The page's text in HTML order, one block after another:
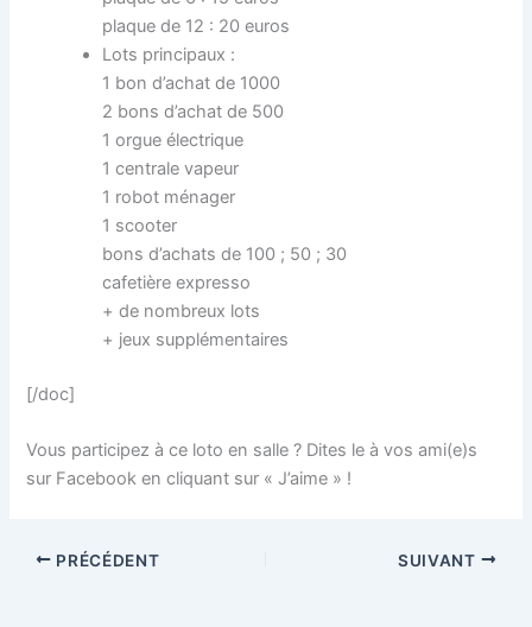
plaque de 12 : 20 euros
Lots principaux :
1 bon d’achat de 1000
2 bons d’achat de 500
1 orgue électrique
1 centrale vapeur
1 robot ménager
1 scooter
bons d’achats de 100 ; 50 ; 30
cafetière expresso
+ de nombreux lots
+ jeux supplémentaires
[/doc]
Vous participez à ce loto en salle ? Dites le à vos ami(e)s
sur Facebook en cliquant sur « J’aime » !
PRÉCÉDENT SUIVANT